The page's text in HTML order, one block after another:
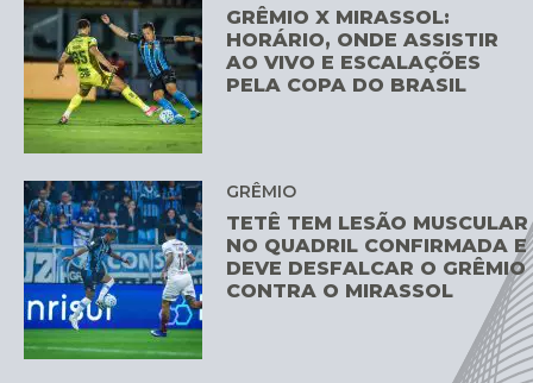
GRÊMIO X MIRASSOL:
HORÁRIO, ONDE ASSISTIR
AO VIVO E ESCALAÇÕES
PELA COPA DO BRASIL
GRÊMIO
TETÊ TEM LESÃO MUSCULAR
NO QUADRIL CONFIRMADA E
DEVE DESFALCAR O GRÊMIO
CONTRA O MIRASSOL